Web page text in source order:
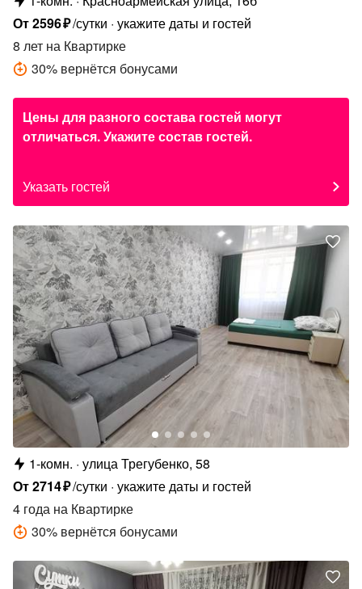
От2596₽/сутки укажите даты и гостей
8 лет на Квартирке
30% вернётся бонусами
Цены для разного состава гостей могут
отличаться. Укажите состав гостей.
Указать гостей
1-комн. улица Трегубенко, 58
От2714₽/сутки укажите даты и гостей
4 года на Квартирке
30% вернётся бонусами